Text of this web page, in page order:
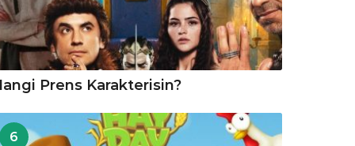
Prens Karakterisin?
6